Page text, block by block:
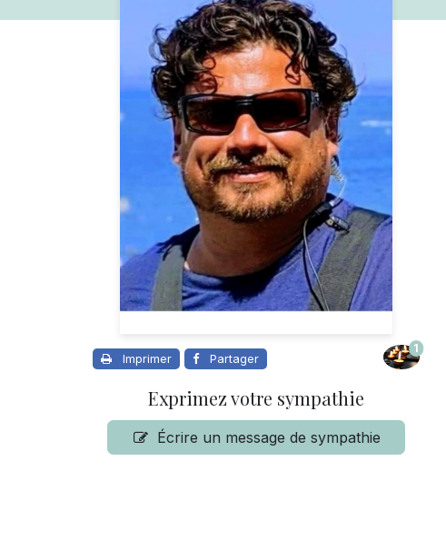
Imprimer Partager
1
Exprimez votre sympathie
Écrire un message de sympathie